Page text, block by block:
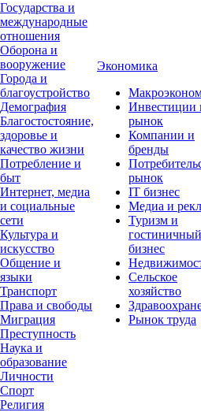
Государства и
международные
отношения
Оборона и
вооружение
Города и
благоустройство
Демография
Благостостояние,
здоровье и
качество жизни
Потребление и
быт
Интернет, медиа
и социальные
сети
Культура и
искусство
Общение и
языки
Транспорт
Права и свободы
Миграция
Преступность
Наука и
образование
Личности
Спорт
Религия
Экономика
Инвестиции
рынок
Компании и
бренды
рынок
IT бизнес
Медиа и
Туризм и
гостиничный
бизнес
Сельское
хозяйство
Рынок труда